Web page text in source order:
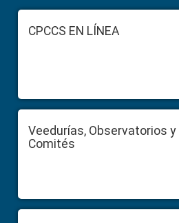
FooterCPCCS EN LÍNEA
Veedurías, Observatorios y
Comités